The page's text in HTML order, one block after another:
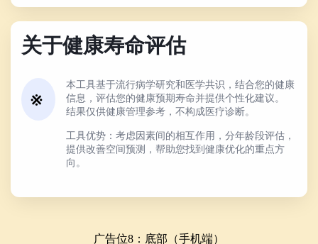
关于健康寿命评估
本工具基于流行病学研究和医学共识，结合您的健康
信息，评估您的健康预期寿命并提供个性化建议。
结果仅供健康管理参考，不构成医疗诊断。
工具优势：考虑因素间的相互作用，分年龄段评估，
提供改善空间预测，帮助您找到健康优化的重点方
向。
广告位8：底部（手机端）